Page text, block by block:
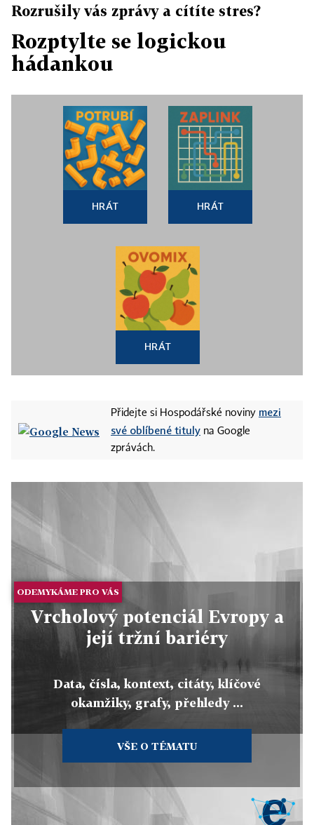
Rozrušily vás zprávy a cítíte stres?
Rozptylte se logickou
hádankou
HRÁT HRÁT
HRÁT
Přidejte si Hospodářské noviny mezi
své oblíbené tituly na Google
zprávách.
ODEMYKÁME PRO VÁS
Vrcholový potenciál Evropy a
její tržní bariéry
Data, čísla, kontext, citáty, klíčové
okamžiky, grafy, přehledy ...
VŠE O TÉMATU